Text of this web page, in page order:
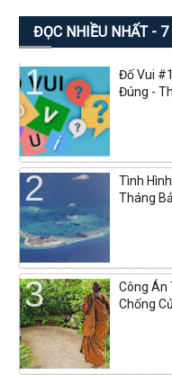
ĐỌC NHIỀU NHẤT - 7
Đố Vui
Đúng -
Tình
Tháng
Công Án
Chống